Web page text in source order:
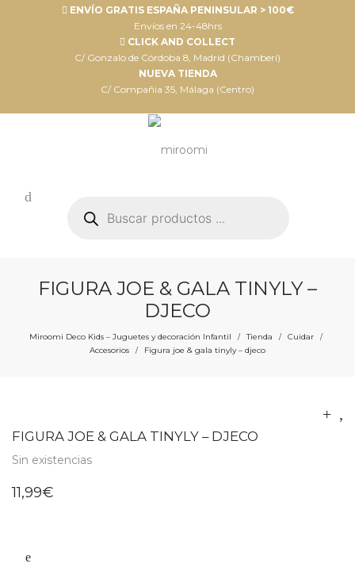
ENVÍO GRATIS ESPAÑA PENINSULAR > 100€
Envíos en 24-48hrs
CLICK AND COLLECT
C/ Gonzalo de Córdoba 8, Madrid (Chamberí)
NUEVA TIENDA
C/ Compañia 35, Málaga (Centro)
productos
FIGURA JOE & GALA TINYLY –
DJECO
Miroomi Deco Kids – Juguetes y decoración Infantil / Tienda / Cuidar /
Accesorios / Figura joe & gala tinyly – djeco
FIGURA JOE & GALA TINYLY – DJECO
Sin existencias
11,99€